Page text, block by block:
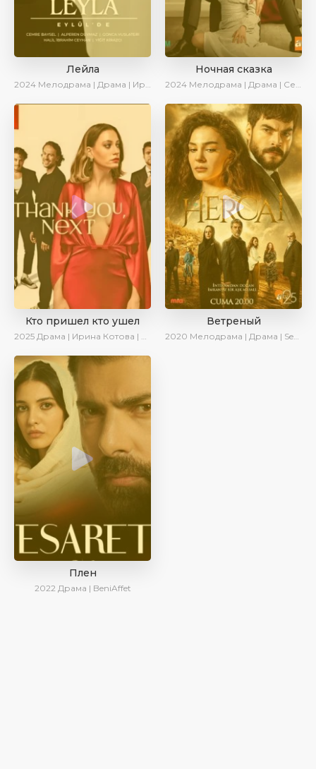
Лейла
2024 Мелодрама | Драма | Ирина Котова | AveTurk | AlisaDirilis | Сериалы 2024
Ночная сказка
2024 Мелодрама | Драма | Сериалы 2024
Кто пришел кто ушел
2025 Драма | Ирина Котова | Новинки | Сериалы 2025
Ветреный
2020 Мелодрама | Драма | SesDizi | Ирина Котова | AveTurk
Плен
2022 Драма | BeniAffet